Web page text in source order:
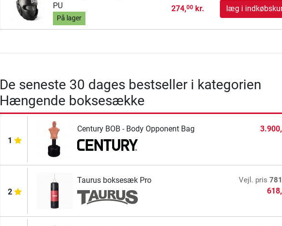
PU
På lager
274,00kr. læg i
De seneste 30 dages bestseller i kategorien
Hængende boksesække
1
Century BOB - Body Opponent Bag 3.900,
2
Taurus boksesæk Pro Vejl. pris
618,